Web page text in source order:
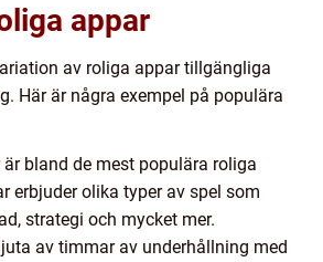
appar
av roliga appar tillgängliga
Här är några exempel på populära
är bland de mest populära roliga
erbjuder olika typer av spel som
strategi och mycket mer.
av timmar av underhållning med